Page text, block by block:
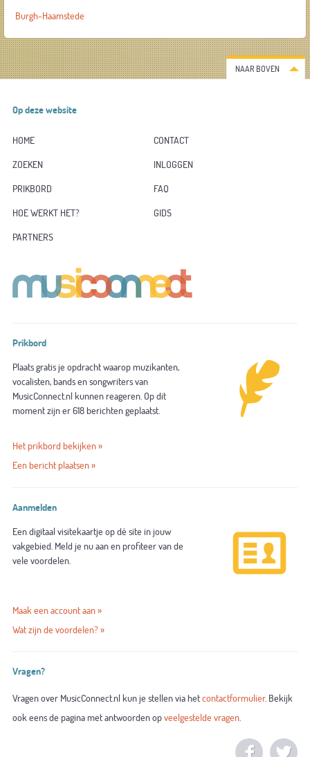
Burgh-Haamstede
NAAR BOVEN
Op deze website
HOME
CONTACT
ZOEKEN
INLOGGEN
PRIKBORD
FAQ
HOE WERKT HET?
GIDS
PARTNERS
Prikbord
Plaats gratis je opdracht waarop muzikanten,
vocalisten, bands en songwriters van
MusicConnect.nl kunnen reageren. Op dit
moment zijn er 618 berichten geplaatst.
Het prikbord bekijken »
Een bericht plaatsen »
Aanmelden
Een digitaal visitekaartje op dé site in jouw
vakgebied. Meld je nu aan en profiteer van de
vele voordelen.
Maak een account aan »
Wat zijn de voordelen? »
Vragen?
Vragen over MusicConnect.nl kun je stellen via hetcontactformulier. Bekijk
ook eens de pagina met antwoorden opveelgestelde vragen.